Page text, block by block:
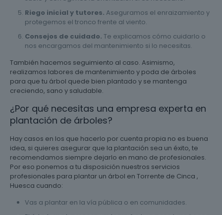
Riego inicial y tutores. Aseguramos el enraizamiento y
protegemos el tronco frente al viento.
Consejos de cuidado. Te explicamos cómo cuidarlo o
nos encargamos del mantenimiento si lo necesitas.
También hacemos seguimiento al caso. Asimismo,
realizamos labores de mantenimiento y poda de árboles
para que tu árbol quede bien plantado y se mantenga
creciendo, sano y saludable.
¿Por qué necesitas una empresa experta en
plantación de árboles?
Hay casos en los que hacerlo por cuenta propia no es buena
idea, si quieres asegurar que la plantación sea un éxito, te
recomendamos siempre dejarlo en mano de profesionales.
Por eso ponemos a tu disposición nuestros servicios
profesionales para plantar un árbol en Torrente de Cinca ,
Huesca cuando:
Vas a plantar en la vía pública o en comunidades.